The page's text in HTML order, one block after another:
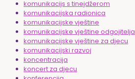
komunikacijs s tinejdžerom
komunikacijska radionica
komunikacijske vještine
komunikacijske vještine odgojitelja
komunikacijske vještine za djecu
komunikacijski razvoj
koncentracija
koncert za djecu